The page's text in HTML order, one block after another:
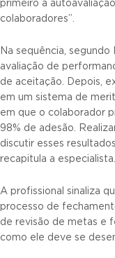
primeiro a
colaboradores”.
Na sequência,
avaliação de
de aceitação. Depois,
em um sistema de
em que o colaborador
98% de adesão.
discutir esses
recapitula a especialista.
A profissional sinaliza
processo de
de revisão de metas e
como ele deve se